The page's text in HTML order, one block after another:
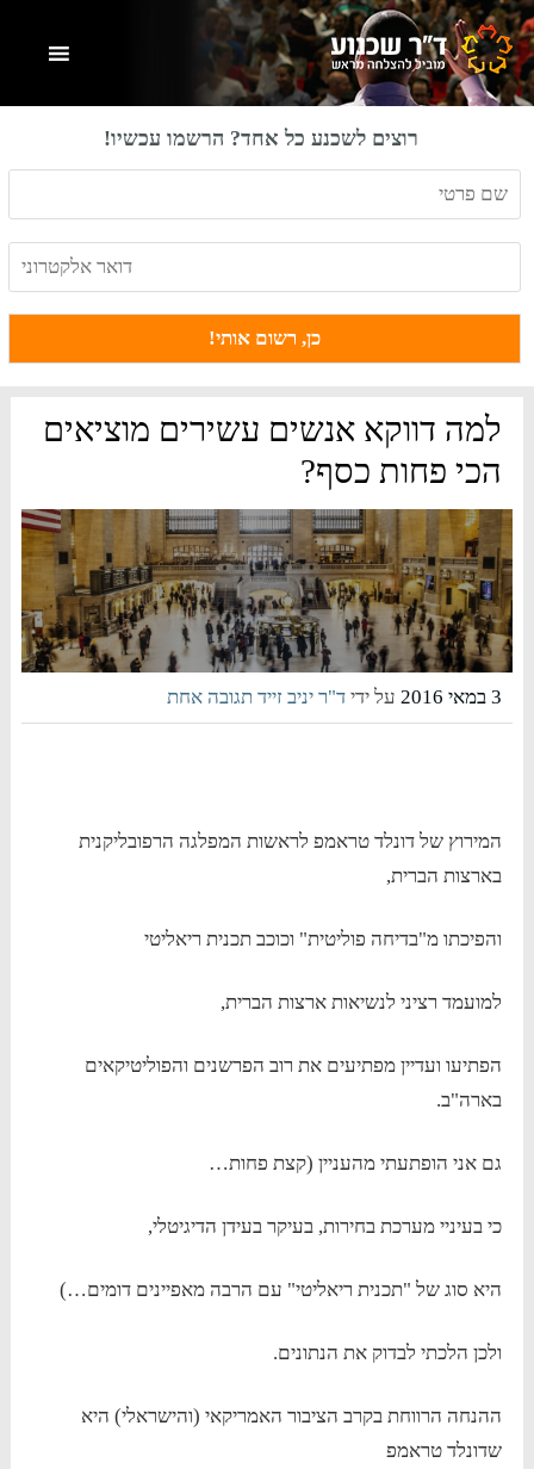
Skip
to
main
Skip
to
primary
Skip
to
footer
רוצים לשכנע כל אחד? הרשמו עכשיו!
למה דווקא אנשים עשירים מוציאים
הכי פחות כסף?
3 במאי 2016 על ידיד"ר יניב זייד תגובה אחת
המירוץ של דונלד טראמפ לראשות המפלגה הרפובליקנית
בארצות הברית,
והפיכתו מ"בדיחה פוליטית" וכוכב תכנית ריאליטי
למועמד רציני לנשיאות ארצות הברית,
הפתיעו ועדיין מפתיעים את רוב הפרשנים והפוליטיקאים
בארה"ב.
גם אני הופתעתי מהעניין (קצת פחות…
כי בעיניי מערכת בחירות, בעיקר בעידן הדיגיטלי,
היא סוג של "תכנית ריאליטי" עם הרבה מאפיינים דומים…)
ולכן הלכתי לבדוק את הנתונים.
ההנחה הרווחת בקרב הציבור האמריקאי (והישראלי) היא
שדונלד טראמפ